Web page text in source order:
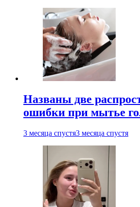
Названы две
ошибки при мытье
3 месяца спустя3 месяца спустя